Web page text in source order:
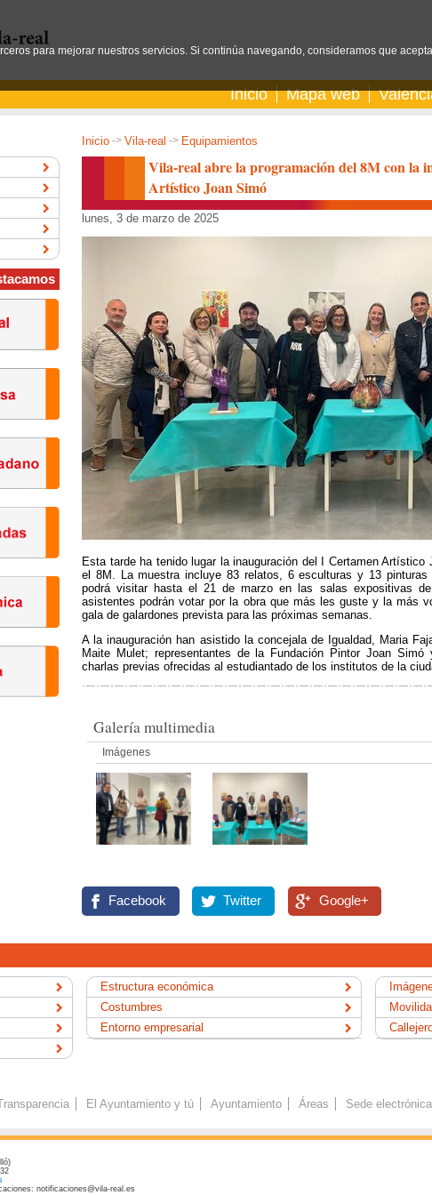
Inicio Mapa web
Inicio -> Vila-real -> Equipamientos
Vila-real abre la programación del 8M con la
Artístico Joan Simó
lunes, 3 de marzo de 2025
Esta tarde ha tenido lugar la inauguración del I Certamen
el 8M. La muestra incluye 83 relatos, 6 esculturas y 13
podrá visitar hasta el 21 de marzo en las salas expositivas
asistentes podrán votar por la obra que más les guste y la más
gala de galardones prevista para las próximas semanas.
A la inauguración han asistido la concejala de Igualdad, Maria
Maite Mulet; representantes de la Fundación Pintor Joan
charlas previas ofrecidas al estudiantado de los institutos de la
Galería multimedia
Imágenes
Facebook Twitter Google+
Estructura económica
Costumbres
Entorno empresarial
El Ayuntamiento y tú Ayuntamiento Áreas Sede electrónica
notificaciones@vila-real.es
para mejorar nuestros servicios. Si continúa navegando, consideramos que